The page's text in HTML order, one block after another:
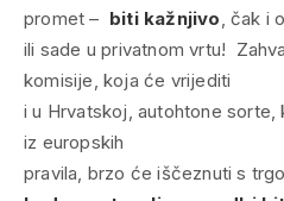
promet – biti kažnjivo, čak i
ili sade u privatnom vrtu!
komisije, koja će vrijediti
i u Hrvatskoj, autohtone
iz europskih
pravila, brzo će iščeznuti s